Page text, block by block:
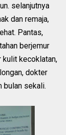
selanjutnya
dan remaja,
Pantas,
berjemur
kulit kecoklatan,
dokter
bulan sekali.